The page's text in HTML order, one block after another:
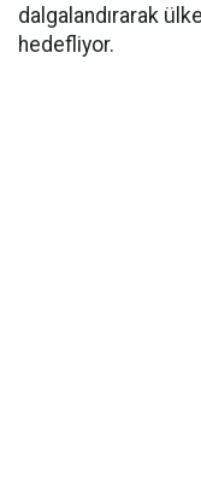
dalgalandırarak
hedefliyor.